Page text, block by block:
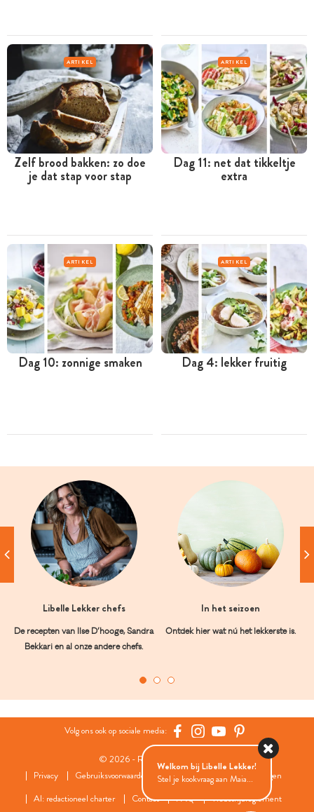
ARTIKEL
Zelf brood bakken: zo doe
je dat stap voor stap
ARTIKEL
Dag 11: net dat tikkeltje
extra
ARTIKEL
Dag 10: zonnige smaken
ARTIKEL
Dag 4: lekker fruitig
Libelle Lekker chefs
De recepten van Ilse D’hooge, Sandra
Bekkari en al onze andere chefs.
In het seizoen
Ontdek hier wat nú het lekkerste is.
Volg ons ook op sociale media:
© 2026 - Roularta Media Group
Privacy
Gebruiksvoorwaarden Cookies
Cookies instellingen
AI: redactioneel charter
Contact FAQ Wedstrijdreglement
Welkom bij Libelle Lekker!
Stel je kookvraag aan Maia...